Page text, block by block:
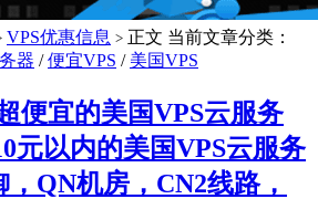
VPS优惠信息 > 正文 当前文章分类：
器 /便宜VPS / 美国VPS
便宜的美国VPS云服务
元以内的美国VPS云服务
QN机房，CN2线路，